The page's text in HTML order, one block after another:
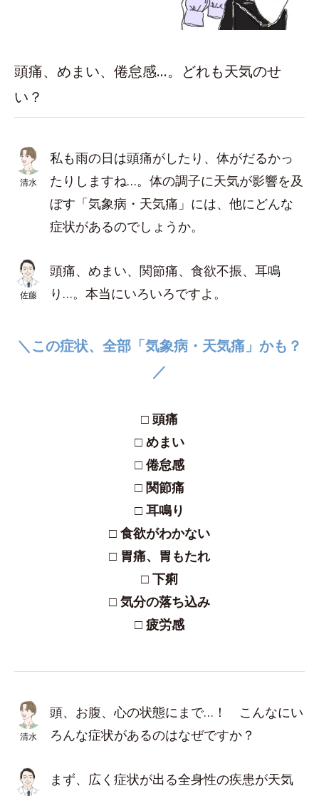
頭痛、めまい、倦怠感…。どれも天気のせ
い？
清水
私も雨の日は頭痛がしたり、体がだるかっ
たりしますね…。体の調子に天気が影響を及
ぼす「気象病・天気痛」には、他にどんな
症状があるのでしょうか。
佐藤
頭痛、めまい、関節痛、食欲不振、耳鳴
り…。本当にいろいろですよ。
＼この症状、全部「気象病・天気痛」かも？
／
□ 頭痛
□ めまい
□ 倦怠感
□ 関節痛
□ 耳鳴り
□ 食欲がわかない
□ 胃痛、胃もたれ
□ 下痢
□ 気分の落ち込み
□ 疲労感
清水
頭、お腹、心の状態にまで…！ こんなにい
ろんな症状があるのはなぜですか？
まず、広く症状が出る全身性の疾患が天気